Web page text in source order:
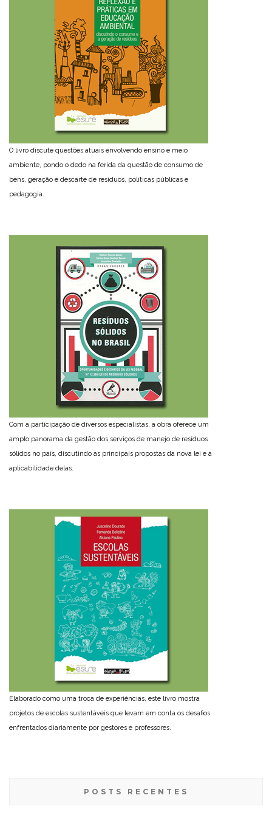
O livro discute questões atuais envolvendo ensino e meio
ambiente, pondo o dedo na ferida da questão de consumo de
bens, geração e descarte de resíduos, políticas públicas e
pedagogia.
Com a participação de diversos especialistas, a obra oferece um
amplo panorama da gestão dos serviços de manejo de resíduos
sólidos no país, discutindo as principais propostas da nova lei e a
aplicabilidade delas.
Elaborado como uma troca de experiências, este livro mostra
projetos de escolas sustentáveis que levam em conta os desafios
enfrentados diariamente por gestores e professores.
POSTS RECENTES